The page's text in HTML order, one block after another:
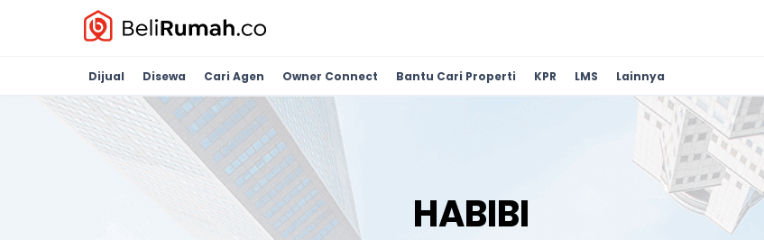
Dijual Disewa Cari Agen Owner Connect Bantu Cari Properti KPR LMS Lainnya
HABIBI